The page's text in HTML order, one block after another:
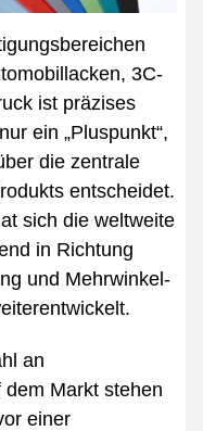
3C-
ist präzises
ein „Pluspunkt“,
die zentrale
entscheidet.
sich die weltweite
in Richtung
und Mehrwinkel-
an
Markt stehen
einer